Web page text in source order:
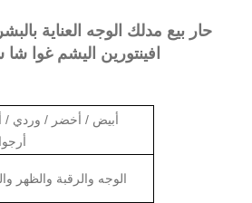
حار بيع مدلك الوجه العناية
افينتورين اليشم غوا شا
أبيض / أخضر / وردي /
الوجه والرقبة والظهر